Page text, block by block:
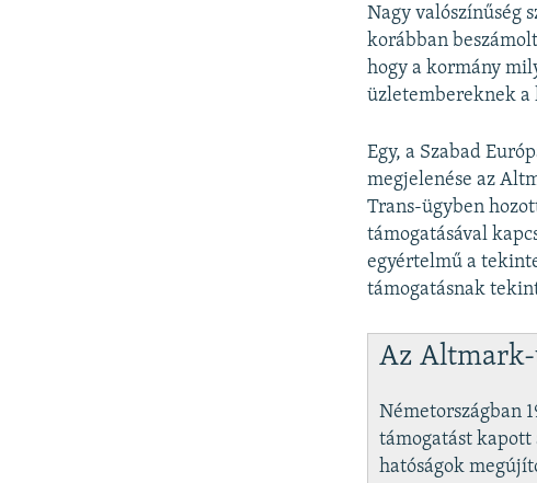
Nagy valószínűség
korábban
hogy a kormány
üzletembereknek a
Egy, a Szabad
megjelenése az
Trans-ügyben
támogatásával
egyértelmű a
támogatásnak
Az
Németországban
támogatást kapott
hatóságok